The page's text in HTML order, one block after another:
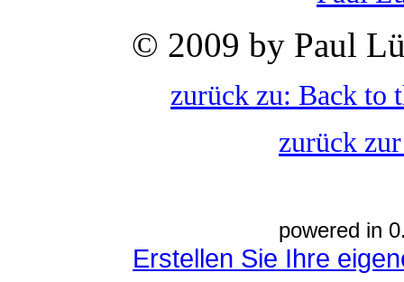
© 2009 by Paul
zurück zu: Back to
zurück
powered in
Erstellen Sie Ihre